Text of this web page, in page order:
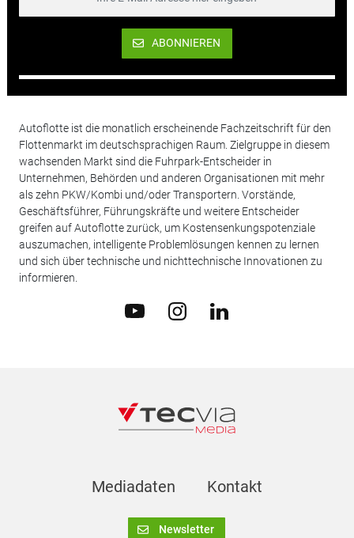
ABONNIEREN
Autoflotte ist die monatlich erscheinende Fachzeitschrift für den
Flottenmarkt im deutschsprachigen Raum. Zielgruppe in diesem
wachsenden Markt sind die Fuhrpark-Entscheider in
Unternehmen, Behörden und anderen Organisationen mit mehr
als zehn PKW/Kombi und/oder Transportern. Vorstände,
Geschäftsführer, Führungskräfte und weitere Entscheider
greifen auf Autoflotte zurück, um Kostensenkungspotenziale
auszumachen, intelligente Problemlösungen kennen zu lernen
und sich über technische und nichttechnische Innovationen zu
informieren.
Mediadaten Kontakt
Newsletter